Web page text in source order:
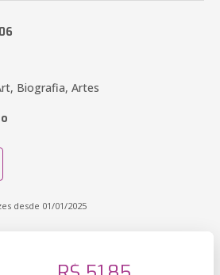
Biografia, Artes
desde 01/01/2025